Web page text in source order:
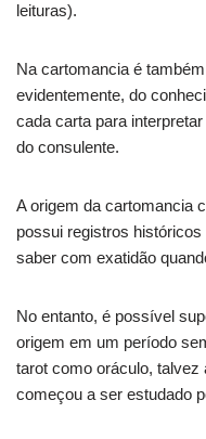
leituras).
Na cartomancia é
evidentemente, do
cada carta para
do consulente.
A origem da cartomancia
possui registros
saber com exatidão
No entanto, é possível
origem em um período
tarot como oráculo,
começou a ser estudado